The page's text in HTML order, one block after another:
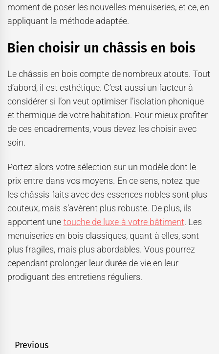
moment de poser les nouvelles menuiseries, et ce, en
appliquant la méthode adaptée.
Bien choisir un châssis en bois
Le châssis en bois compte de nombreux atouts. Tout
d’abord, il est esthétique. C’est aussi un facteur à
considérer si l’on veut optimiser l’isolation phonique
et thermique de votre habitation. Pour mieux profiter
de ces encadrements, vous devez les choisir avec
soin.
Portez alors votre sélection sur un modèle dont le
prix entre dans vos moyens. En ce sens, notez que
les châssis faits avec des essences nobles sont plus
couteux, mais s’avèrent plus robuste. De plus, ils
apportent une touche de luxe à votre bâtiment. Les
menuiseries en bois classiques, quant à elles, sont
plus fragiles, mais plus abordables. Vous pourrez
cependant prolonger leur durée de vie en leur
prodiguant des entretiens réguliers.
Navigation
Previous